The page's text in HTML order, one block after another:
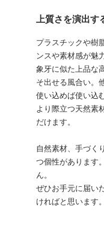
上質さを演出す
プラスチックや樹
ンスや素材感が魅
象牙に似た上品な
そ出せる風合い。
使い込めば使い込
より際立つ天然素
だけます。
自然素材、手づく
つ個性があります
ん。
ぜひお手元に届い
ければと思います。